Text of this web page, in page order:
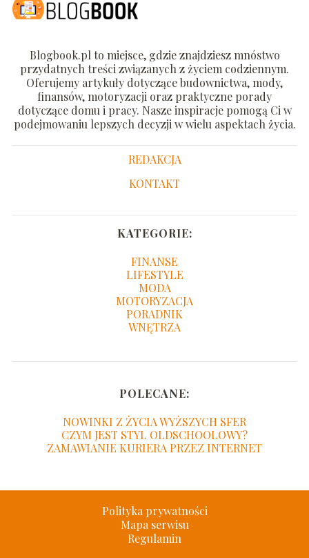
Blogbook.pl to miejsce, gdzie znajdziesz mnóstwo
przydatnych treści związanych z życiem codziennym.
Oferujemy artykuły dotyczące budownictwa, mody,
finansów, motoryzacji oraz praktyczne porady
dotyczące domu i pracy. Nasze inspiracje pomogą Ci w
podejmowaniu lepszych decyzji w wielu aspektach życia.
REDAKCJA
KONTAKT
KATEGORIE:
FINANSE
LIFESTYLE
MODA
MOTORYZACJA
PORADNIK
WNĘTRZA
POLECANE:
NOWINKI Z ŻYCIA WYŻSZYCH SFER
CZYM JEST STYL OLDSCHOOLOWY?
ZAMAWIANIE KURIERA PRZEZ INTERNET
Polityka prywatności
Mapa serwisu
Regulamin